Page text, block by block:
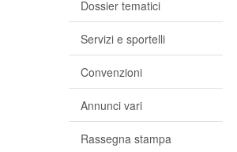
Dossier tematici
Servizi e sportelli
Convenzioni
Annunci vari
Rassegna stampa